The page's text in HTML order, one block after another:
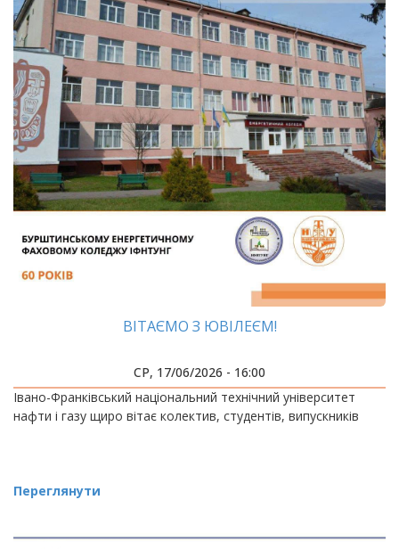
ВІТАЄМО З ЮВІЛЕЄМ!
СР, 17/06/2026 - 16:00
Івано-Франківський національний технічний університет
нафти і газу щиро вітає колектив, студентів, випускників
Переглянути